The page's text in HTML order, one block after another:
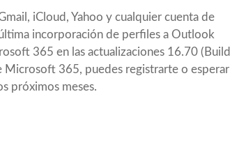
iCloud, Yahoo y cualquier cuenta de
incorporación de perfiles a Outlook
365 en las actualizaciones 16.70 (Build
365, puedes registrarte o esperar
próximos meses.